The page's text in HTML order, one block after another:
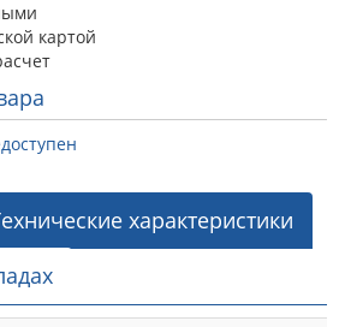
картой
характеристики